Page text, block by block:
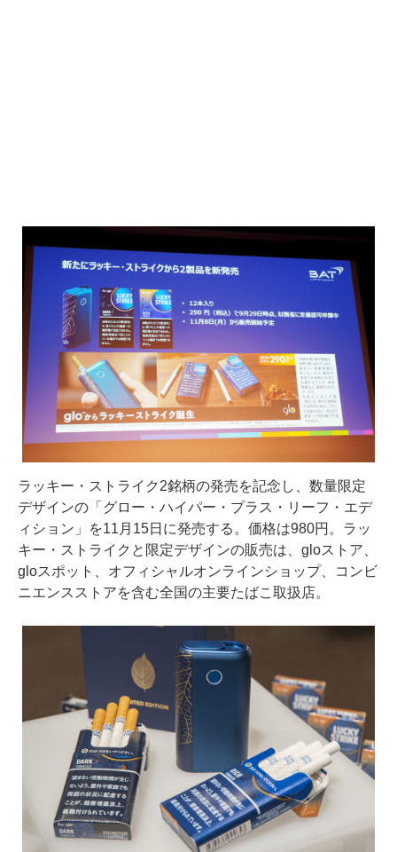
ラッキー・ストライク2銘柄の発売を記念し、数量限定
デザインの「グロー・ハイパー・プラス・リーフ・エデ
ィション」を11月15日に発売する。価格は980円。ラッ
キー・ストライクと限定デザインの販売は、gloストア、
gloスポット、オフィシャルオンラインショップ、コンビ
ニエンスストアを含む全国の主要たばこ取扱店。